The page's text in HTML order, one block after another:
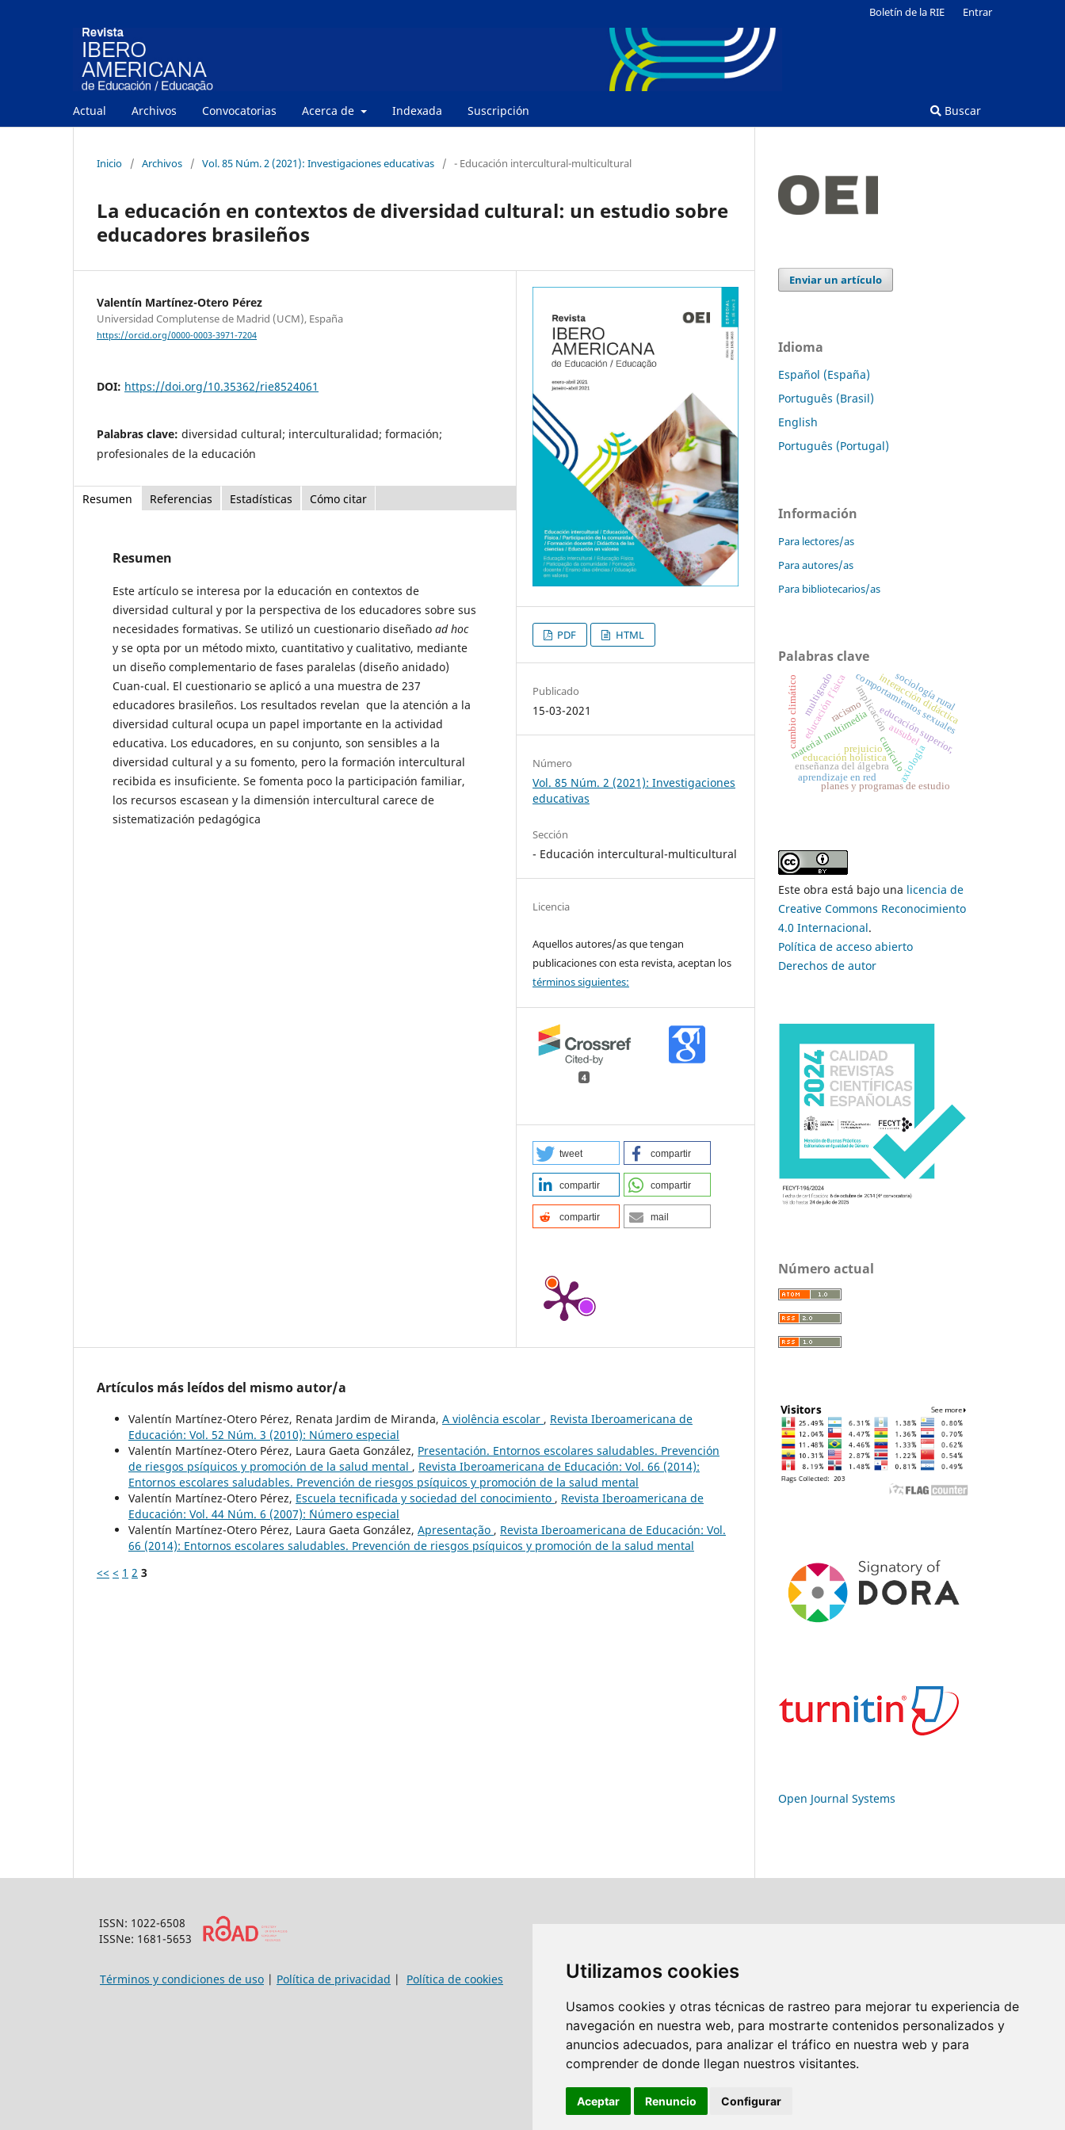
Utilizamos cookies
Usamos cookies y otras técnicas de rastreo para mejorar tu experiencia de
navegación en nuestra web, para mostrarte contenidos personalizados y
anuncios adecuados, para analizar el tráfico en nuestra web y para
comprender de donde llegan nuestros visitantes.
Aceptar Renuncio Configurar
Actual Archivos Convocatorias Acerca de Indexada Suscripción Buscar
Boletín de la RIE Entrar
Inicio / Archivos / Vol. 85 Núm. 2 (2021): Investigaciones educativas / - Educación intercultural-multicultural
La educación en contextos de diversidad cultural: un estudio sobre
educadores brasileños
Valentín Martínez-Otero Pérez
Universidad Complutense de Madrid (UCM), España
https://orcid.org/0000-0003-3971-7204
DOI: https://doi.org/10.35362/rie8524061
Palabras clave: diversidad cultural; interculturalidad; formación;
profesionales de la educación
Resumen Referencias Estadísticas Cómo citar
Resumen
Este artículo se interesa por la educación en contextos de
diversidad cultural y por la perspectiva de los educadores sobre sus
necesidades formativas. Se utilizó un cuestionario diseñado ad hoc
y se opta por un método mixto, cuantitativo y cualitativo, mediante
un diseño complementario de fases paralelas (diseño anidado)
Cuan-cual. El cuestionario se aplicó a una muestra de 237
educadores brasileños. Los resultados revelan que la atención a la
diversidad cultural ocupa un papel importante en la actividad
educativa. Los educadores, en su conjunto, son sensibles a la
diversidad cultural y a su fomento, pero la formación intercultural
recibida es insuficiente. Se fomenta poco la participación familiar,
los recursos escasean y la dimensión intercultural carece de
sistematización pedagógica
PDF HTML
Publicado
15-03-2021
Número
Vol. 85 Núm. 2 (2021): Investigaciones
educativas
Sección
- Educación intercultural-multicultural
Licencia
Aquellos autores/as que tengan
publicaciones con esta revista, aceptan los
términos siguientes:
4
tweet compartir
compartir compartir
compartir mail
Artículos más leídos del mismo autor/a
Valentín Martínez-Otero Pérez, Renata Jardim de Miranda, A violência escolar , Revista Iberoamericana de
Educación: Vol. 52 Núm. 3 (2010): Número especial
Valentín Martínez-Otero Pérez, Laura Gaeta González, Presentación. Entornos escolares saludables. Prevención
de riesgos psíquicos y promoción de la salud mental , Revista Iberoamericana de Educación: Vol. 66 (2014):
Entornos escolares saludables. Prevención de riesgos psíquicos y promoción de la salud mental
Valentín Martínez-Otero Pérez, Escuela tecnificada y sociedad del conocimiento , Revista Iberoamericana de
Educación: Vol. 44 Núm. 6 (2007): ´Número especial
Valentín Martínez-Otero Pérez, Laura Gaeta González, Apresentação , Revista Iberoamericana de Educación: Vol.
66 (2014): Entornos escolares saludables. Prevención de riesgos psíquicos y promoción de la salud mental
<< < 1 2 3
Enviar un artículo
Idioma
Español (España)
Português (Brasil)
English
Português (Portugal)
Información
Para lectores/as
Para autores/as
Para bibliotecarios/as
Palabras clave
currículo
implicación
axiología
material multimedia
enseñanza del álgebra
comportamientos sexuales
educación holística
planes y programas de estudio
educación superior,
aprendizaje en red
educación f´ísicaracismo
prejuicio
interacción didáctica
ausubel
cambio climático sociología rural
multigrado
Este obra está bajo una licencia de
Creative Commons Reconocimiento
4.0 Internacional.
Política de acceso abierto
Derechos de autor
Número actual
Open Journal Systems
ISSN: 1022-6508
ISSNe: 1681-5653
Términos y condiciones de uso | Política de privacidad | Política de cookies